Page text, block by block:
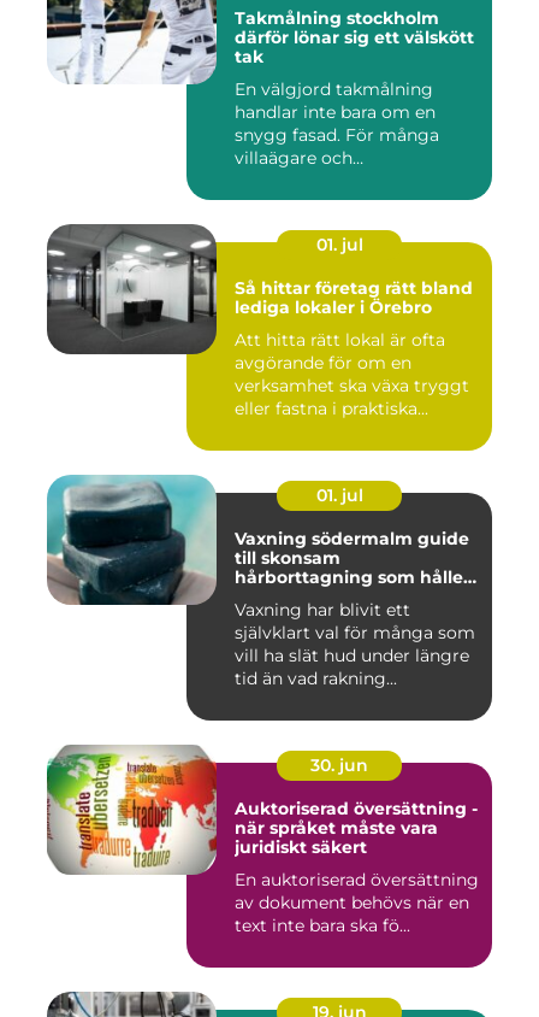
Takmålning stockholm
därför lönar sig ett välskött
tak
En välgjord takmålning
handlar inte bara om en
snygg fasad. För många
villaägare och
01. jul
Så hittar företag rätt bland
lediga lokaler i Örebro
Att hitta rätt lokal är ofta
avgörande för om en
verksamhet ska växa tryggt
eller fastna i praktiska...
01. jul
Vaxning södermalm guide
till skonsam
hårborttagning som håller
Vaxning har blivit ett
självklart val för många som
vill ha slät hud under längre
tid än vad rakning...
30. jun
Auktoriserad översättning -
när språket måste vara
juridiskt säkert
En auktoriserad översättning
av dokument behövs när en
text inte bara ska fö...
19. jun